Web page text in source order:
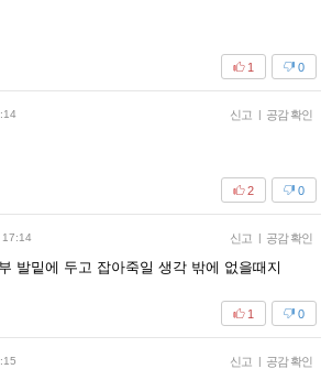
0
1
신고 공감 확인
0
2
신고 공감 확인
발밑에 두고 잡아죽일 생각 밖에 없을때지
0
1
신고 공감 확인